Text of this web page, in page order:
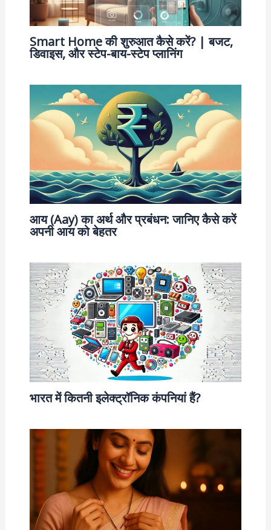
Smart Home की शुरुआत कैसे करें? | बजट,
डिवाइस, और स्टेप-बाय-स्टेप प्लानिंग
आय (Aay) का अर्थ और प्रबंधन: जानिए कैसे करें
अपनी आय को बेहतर
भारत में कितनी इलेक्ट्रॉनिक कंपनियां हैं?